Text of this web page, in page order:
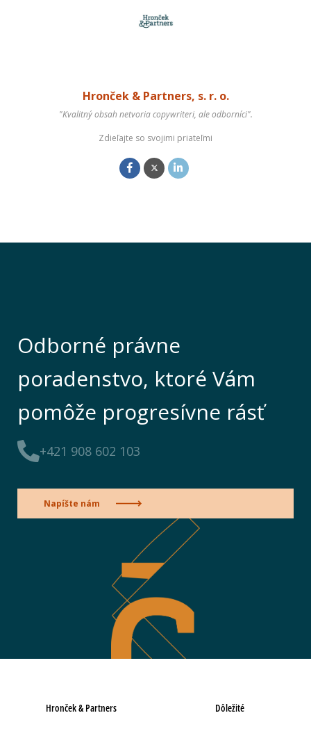
Hronček & Partners, s. r. o.
"Kvalitný obsah netvoria copywriteri, ale odborníci".
Zdieľajte so svojimi priateľmi
Odborné právne
poradenstvo, ktoré Vám
pomôže progresívne rásť
+421 908 602 103
Napíšte nám
Hronček & Partners Dôležité